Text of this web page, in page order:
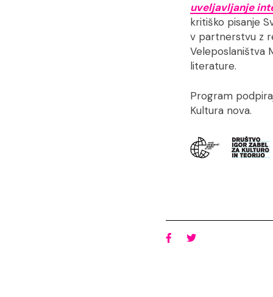
uveljavljanje
kritiško pisanje
v partnerstvu z
Veleposlaništva
literature.
Program
Kultura nova.